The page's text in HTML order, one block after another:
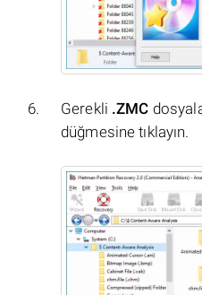
Gerekli .ZMC
düğmesine tıklayın.